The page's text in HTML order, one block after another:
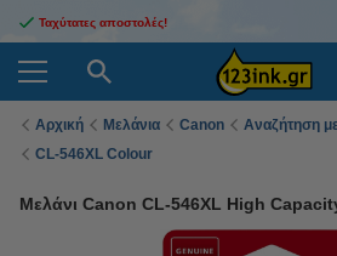
Ταχύτατες αποστολές!
Αρχική Μελάνια Canon Αναζήτηση
CL-546XL Colour
Μελάνι Canon CL-546XL High